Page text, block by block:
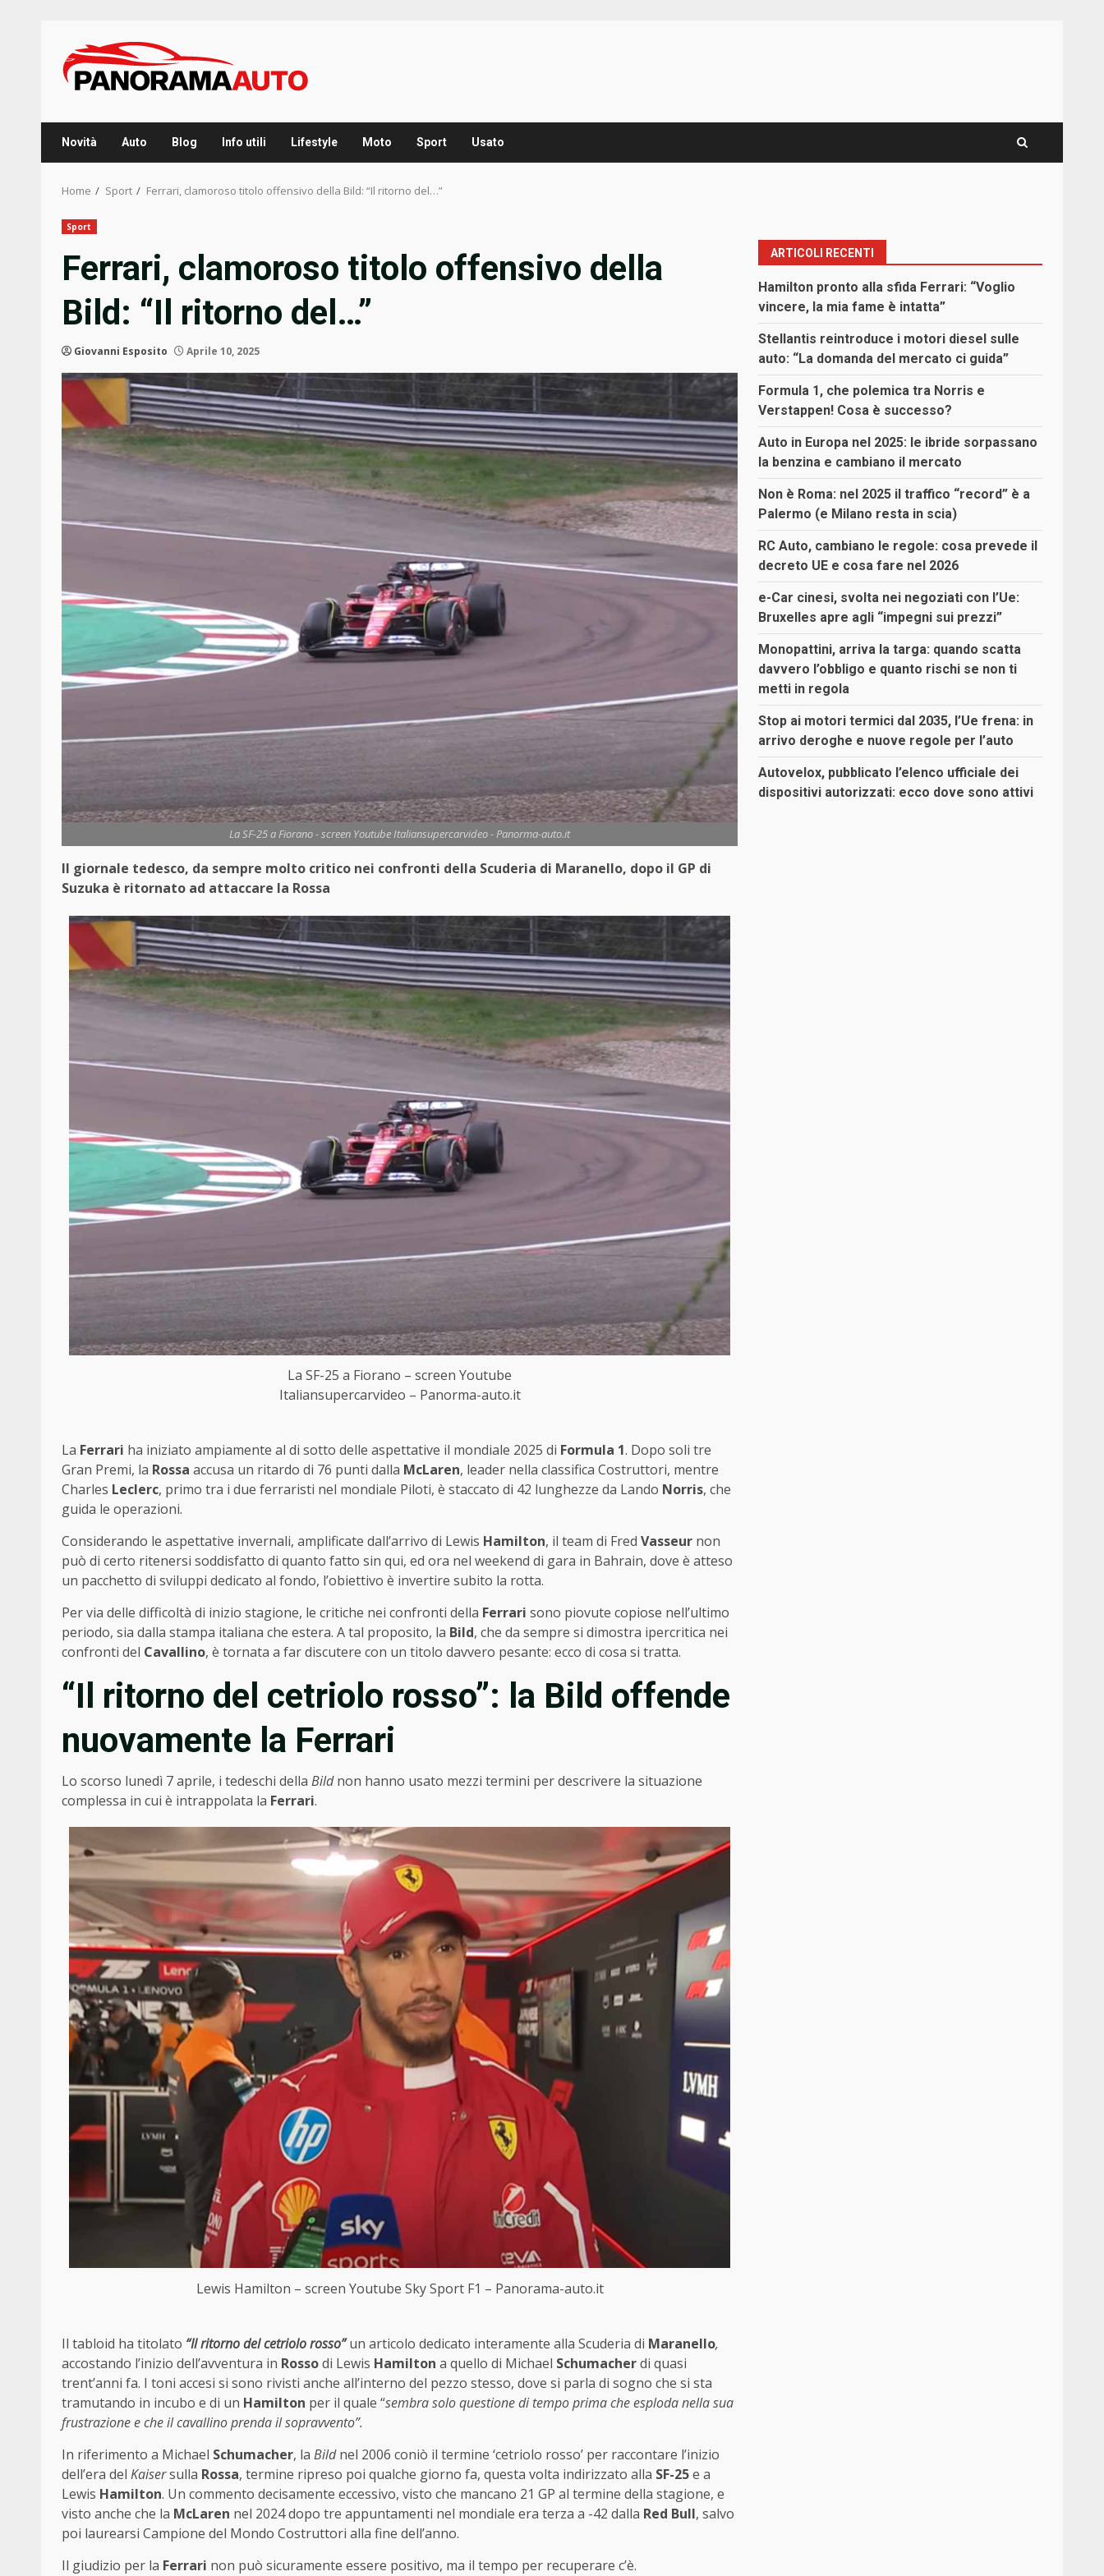
content
Novità Auto Blog Info utili Lifestyle Moto Sport Usato
Home Sport Ferrari, clamoroso titolo offensivo della Bild: “Il ritorno del…”
Sport
Ferrari, clamoroso titolo offensivo della
Bild: “Il ritorno del…”
Giovanni Esposito Aprile 10, 2025
La SF-25 a Fiorano - screen Youtube Italiansupercarvideo - Panorma-auto.it
Il giornale tedesco, da sempre molto critico nei confronti della Scuderia di Maranello, dopo il GP di
Suzuka è ritornato ad attaccare la Rossa
La SF-25 a Fiorano – screen Youtube
Italiansupercarvideo – Panorma-auto.it
La Ferrari ha iniziato ampiamente al di sotto delle aspettative il mondiale 2025 di Formula 1. Dopo soli tre
Gran Premi, la Rossa accusa un ritardo di 76 punti dalla McLaren, leader nella classifica Costruttori, mentre
Charles Leclerc, primo tra i due ferraristi nel mondiale Piloti, è staccato di 42 lunghezze da Lando Norris, che
guida le operazioni.
Considerando le aspettative invernali, amplificate dall’arrivo di Lewis Hamilton, il team di Fred Vasseur non
può di certo ritenersi soddisfatto di quanto fatto sin qui, ed ora nel weekend di gara in Bahrain, dove è atteso
un pacchetto di sviluppi dedicato al fondo, l’obiettivo è invertire subito la rotta.
Per via delle difficoltà di inizio stagione, le critiche nei confronti della Ferrari sono piovute copiose nell’ultimo
periodo, sia dalla stampa italiana che estera. A tal proposito, la Bild, che da sempre si dimostra ipercritica nei
confronti del Cavallino, è tornata a far discutere con un titolo davvero pesante: ecco di cosa si tratta.
“Il ritorno del cetriolo rosso”: la Bild offende
nuovamente la Ferrari
Lo scorso lunedì 7 aprile, i tedeschi della Bildnon hanno usato mezzi termini per descrivere la situazione
complessa in cui è intrappolata la Ferrari.
Lewis Hamilton – screen Youtube Sky Sport F1 – Panorama-auto.it
Il tabloid ha titolato “Il ritorno del cetriolo rosso”un articolo dedicato interamente alla Scuderia di Maranello,
accostando l’inizio dell’avventura in Rossodi Lewis Hamilton a quello di Michael Schumacherdi quasi
trent’anni fa. I toni accesi si sono rivisti anche all’interno del pezzo stesso, dove si parla di sogno che si sta
tramutando in incubo e di un Hamilton per il quale “sembra solo questione di tempo prima che esploda nella sua
frustrazione e che il cavallino prenda il sopravvento”.
In riferimento a Michael Schumacher, la Bildnel 2006 coniò il termine ‘cetriolo rosso’ per raccontare l’inizio
dell’era del Kaisersulla Rossa, termine ripreso poi qualche giorno fa, questa volta indirizzato alla SF-25e a
Lewis Hamilton. Un commento decisamente eccessivo, visto che mancano 21 GP al termine della stagione, e
visto anche che la McLaren nel 2024 dopo tre appuntamenti nel mondiale era terza a -42 dalla Red Bull, salvo
poi laurearsi Campione del Mondo Costruttori alla fine dell’anno.
Il giudizio per la Ferrari non può sicuramente essere positivo, ma il tempo per recuperare c’è.
ARTICOLI RECENTI
Hamilton pronto alla sfida Ferrari: “Voglio
vincere, la mia fame è intatta”
Stellantis reintroduce i motori diesel sulle
auto: “La domanda del mercato ci guida”
Formula 1, che polemica tra Norris e
Verstappen! Cosa è successo?
Auto in Europa nel 2025: le ibride sorpassano
la benzina e cambiano il mercato
Non è Roma: nel 2025 il traffico “record” è a
Palermo (e Milano resta in scia)
RC Auto, cambiano le regole: cosa prevede il
decreto UE e cosa fare nel 2026
e-Car cinesi, svolta nei negoziati con l’Ue:
Bruxelles apre agli “impegni sui prezzi”
Monopattini, arriva la targa: quando scatta
davvero l’obbligo e quanto rischi se non ti
metti in regola
Stop ai motori termici dal 2035, l’Ue frena: in
arrivo deroghe e nuove regole per l’auto
Autovelox, pubblicato l’elenco ufficiale dei
dispositivi autorizzati: ecco dove sono attivi